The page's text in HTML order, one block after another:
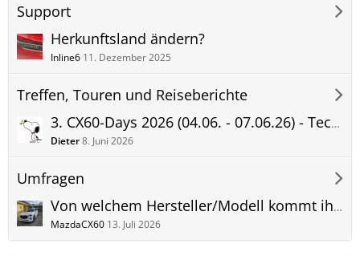
Support
Herkunftsland ändern?
Inline6 11. Dezember 2025
Treffen, Touren und Reiseberichte
3. CX60-Days 2026 (04.06. - 07.06.26) - Tecklenburger Land
Dieter8. Juni 2026
Umfragen
Von welchem Hersteller/Modell kommt ihr und warum wechselt ihr zum Mazda CX-60?
MazdaCX60 13. Juli 2026